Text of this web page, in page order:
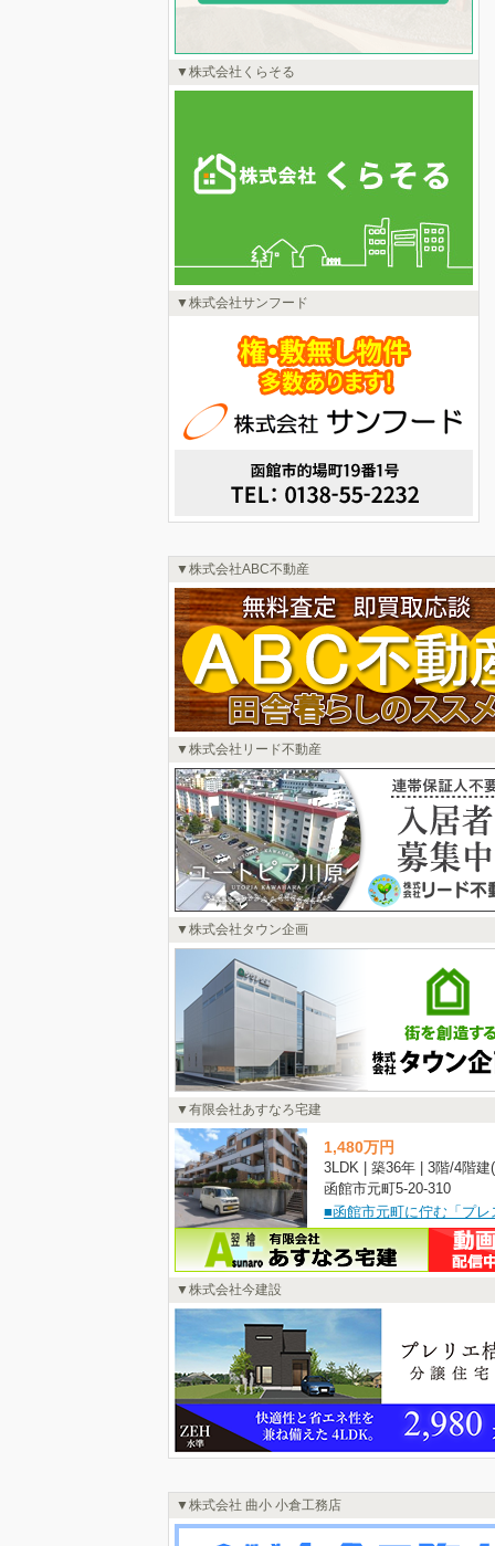
株式会社くらそる
株式会社サンフード
株式会社ABC不動産
株式会社リード不動産
株式会社タウン企画
有限会社あすなろ宅建
1,480万円
函館市元町5-20-310
株式会社今建設
株式会社 曲小 小倉工務店